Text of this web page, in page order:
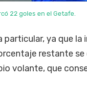
22 goles en el Getafe.
particular, ya que
restante
volante, que